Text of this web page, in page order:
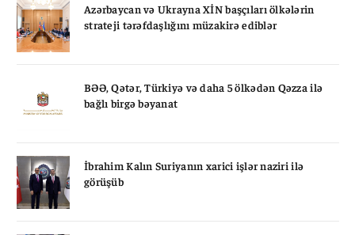
Azərbaycan və Ukrayna XİN başçıları ölkələrin
strateji tərəfdaşlığını müzakirə ediblər
BƏƏ, Qətər, Türkiyə və daha 5 ölkədən Qəzza ilə
bağlı birgə bəyanat
İbrahim Kalın Suriyanın xarici işlər naziri ilə
görüşüb